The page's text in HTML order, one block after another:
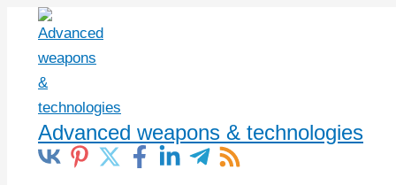
Перейти
содержимому
Advanced weapons & technologies